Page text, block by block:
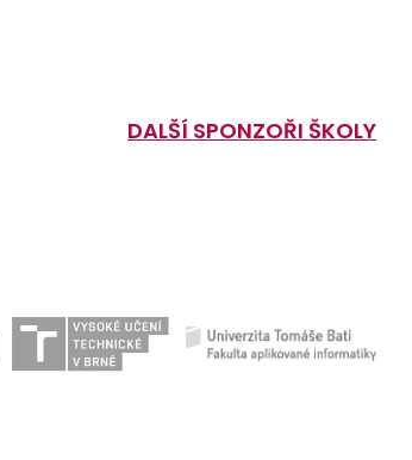
DALŠÍ SPONZOŘI ŠKOLY